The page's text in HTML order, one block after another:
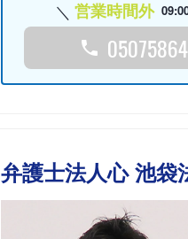
営業時間外
弁護士法人心 池袋